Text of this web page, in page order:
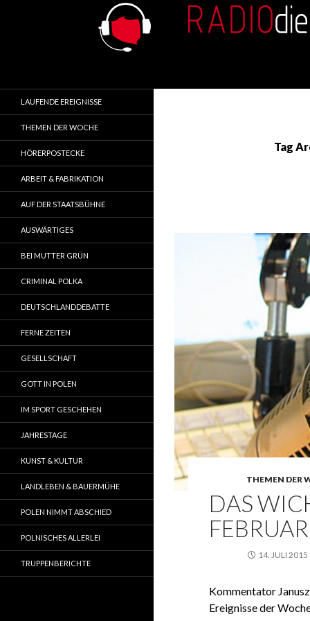
Tag
THEMEN DER
DAS
14. JULI 2015
Kommentator
Ereignisse der
LAUFENDE EREIGNISSE
THEMEN DER WOCHE
HÖRERPOSTECKE
ARBEIT & FABRIKATION
AUF DER STAATSBÜHNE
AUSWÄRTIGES
BEI MUTTER GRÜN
CRIMINAL POLKA
DEUTSCHLANDDEBATTE
FERNE ZEITEN
GESELLSCHAFT
GOTT IN POLEN
IM SPORT GESCHEHEN
JAHRESTAGE
KUNST & KULTUR
LANDLEBEN & BAUERMÜHE
POLEN NIMMT ABSCHIED
POLNISCHES ALLERLEI
TRUPPENBERICHTE